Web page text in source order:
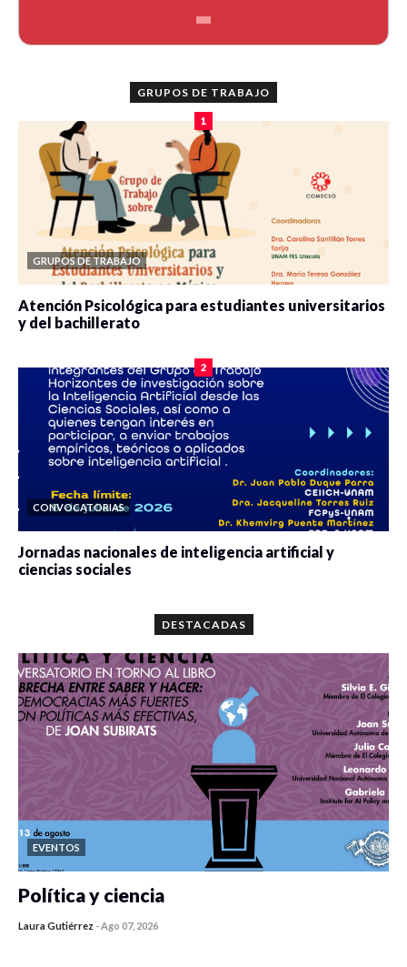
GRUPOS DE TRABAJO
1
GRUPOS DE TRABAJO
Atención Psicológica para estudiantes universitarios
y del bachillerato
2
CONVOCATORIAS
Jornadas nacionales de inteligencia artificial y
ciencias sociales
DESTACADAS
EVENTOS
Política y ciencia
Laura Gutiérrez -Ago 07, 2026